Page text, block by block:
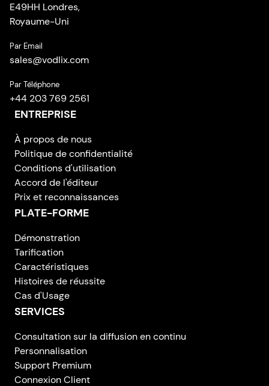
E49HH Londres,
Royaume-Uni
Par Email
sales@vodlix.com
Par Téléphone
+44 203 769 2561
ENTREPRISE
À propos de nous
Politique de confidentialité
Conditions d'utilisation
Accord de l'éditeur
Prix et reconnaissances
PLATE-FORME
Démonstration
Tarification
Caractéristiques
Histoires de réussite
Cas d'Usage
SERVICES
Consultation sur la diffusion en continu
Personnalisation
Support Premium
Connexion Client